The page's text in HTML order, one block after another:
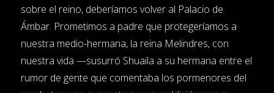
sobre el reino, deberíamos volver al Palacio de
Ámbar. Prometimos a padre que protegeríamos a
nuestra medio-hermana, la reina Melindres, con
nuestra vida —susurró Shuaila a su hermana entre el
rumor de gente que comentaba los pormenores del